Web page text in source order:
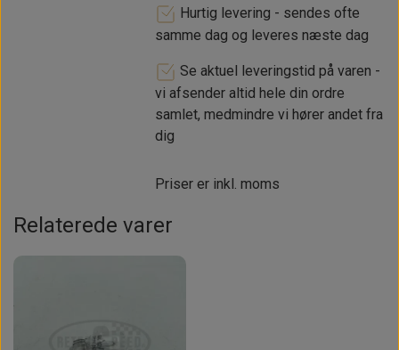
Hurtig levering - sendes ofte
samme dag og leveres næste dag
Se aktuel leveringstid på varen -
vi afsender altid hele din ordre
samlet, medmindre vi hører andet fra
dig
Priser er inkl. moms
Relaterede varer